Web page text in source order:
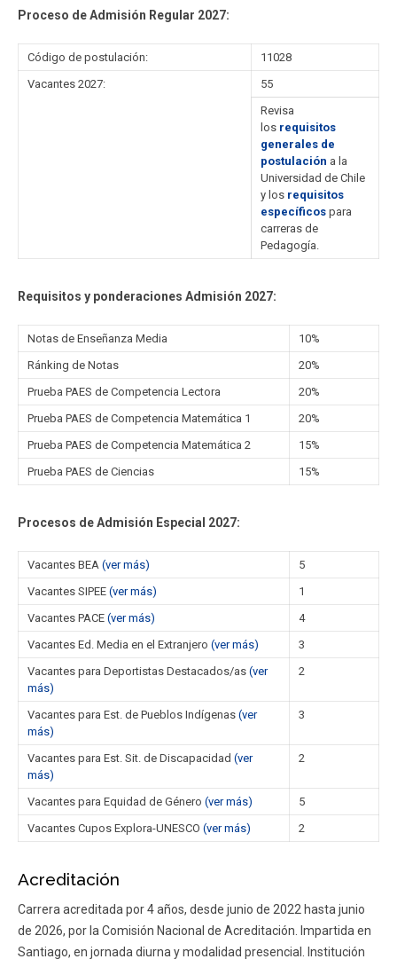
Proceso de Admisión Regular 2027:
Código de postulación:
11028
Vacantes 2027:
55
Revisa
los requisitos
generales de
postulación a la
Universidad de Chile
y los requisitos
específicos para
carreras de
Pedagogía.
Requisitos y ponderaciones Admisión 2027:
Notas de Enseñanza Media
10%
Ránking de Notas
20%
Prueba PAES de Competencia Lectora
20%
Prueba PAES de Competencia Matemática 1
20%
Prueba PAES de Competencia Matemática 2
15%
Prueba PAES de Ciencias
15%
Procesos de Admisión Especial 2027:
Vacantes BEA (ver más)
5
Vacantes SIPEE (ver más)
1
Vacantes PACE (ver más)
4
Vacantes Ed. Media en el Extranjero (ver más)
3
Vacantes para Deportistas Destacados/as (ver
más)
2
Vacantes para Est. de Pueblos Indígenas (ver
más)
3
Vacantes para Est. Sit. de Discapacidad (ver
más)
2
Vacantes para Equidad de Género (ver más)
5
Vacantes Cupos Explora-UNESCO (ver más) 2
Acreditación
Carrera acreditada por 4 años, desde junio de 2022 hasta junio
de 2026, por la Comisión Nacional de Acreditación. Impartida en
Santiago, en jornada diurna y modalidad presencial. Institución